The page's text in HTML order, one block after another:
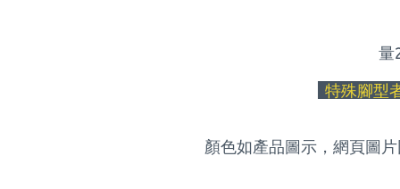
量
特殊腳型
顏色如產品圖示，網頁圖